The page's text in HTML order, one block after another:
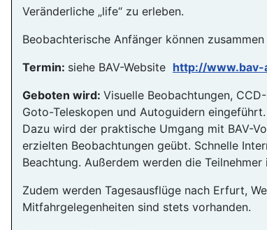
Veränderliche „life“ zu erleben.
Beobachterische Anfänger können
Termin: siehe BAV-Website http://www.bav-
Geboten wird: Visuelle Beobachtungen,
Goto-Teleskopen und Autoguidern
Dazu wird der praktische Umgang mit BAV-
erzielten Beobachtungen geübt. Schnelle
Beachtung. Außerdem werden die
Zudem werden Tagesausflüge nach Erfurt,
Mitfahrgelegenheiten sind stets vorhanden.